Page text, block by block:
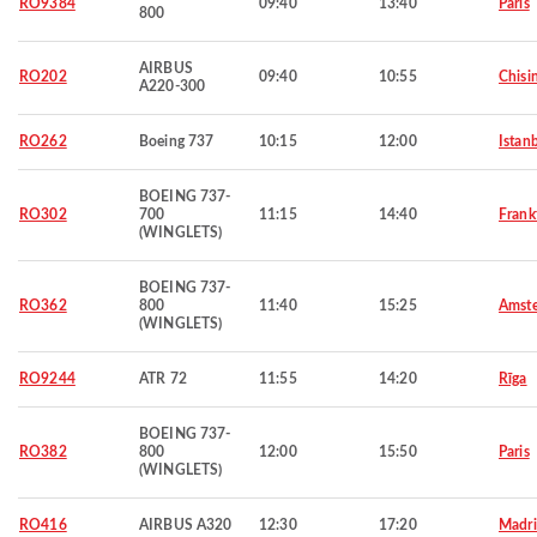
RO9384
800
09:40 13:40 Paris
RO202
AIRBUS
A220-300
09:40 10:55
RO262 Boeing 737 10:15 12:00
RO302
BOEING 737-
700
(WINGLETS)
11:15 14:40
RO362
BOEING 737-
800
(WINGLETS)
11:40 15:25
RO9244 ATR 72 11:55 14:20 Rīga
RO382
BOEING 737-
800
(WINGLETS)
12:00 15:50 Paris
RO416 AIRBUS A320 12:30 17:20